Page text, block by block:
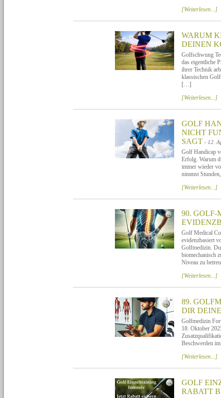
[Weiterlesen...]
WARUM
DEINEN
Golfschwung
das eigentliche
ihrer Technik
klassischen
[…]
[Weiterlesen...]
GOLF
NICHT
SAGT - 12.
Golf Handicap
Erfolg. Warum
immer wieder
nimmst
[Weiterlesen...]
90. GOLF-
Golf Medical
evidenzbasiert
Golfmedizin.
biomechanisch
Niveau zu
[Weiterlesen...]
89.
DIR
Golfmedizin
18. Oktober
Beschwerden
[Weiterlesen...]
GOLF
RABATT